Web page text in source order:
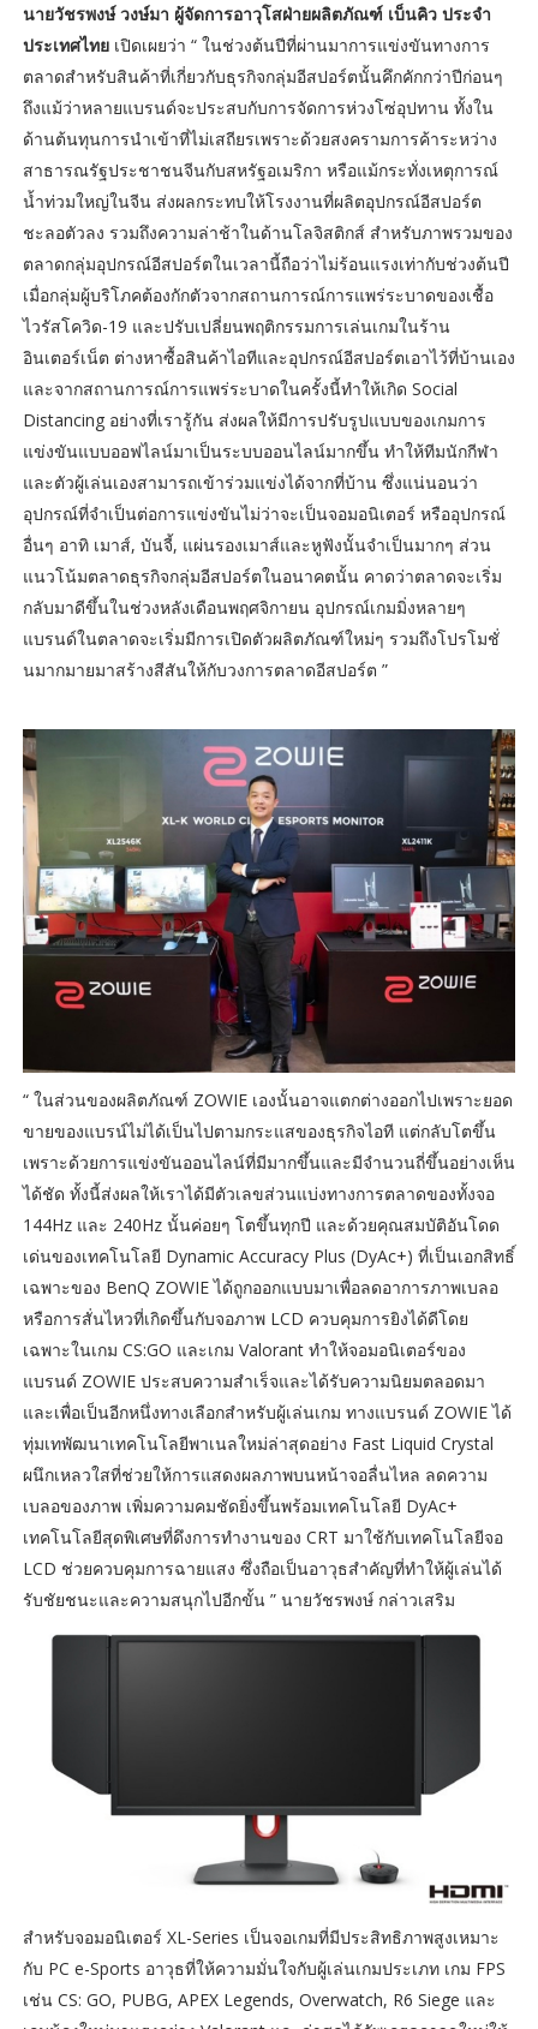
นายวัชรพงษ์ วงษ์มา ผู้จัดการอาวุโสฝ่ายผลิตภัณฑ์ เบ็นคิว ประจำ
ประเทศไทยเปิดเผยว่า “ ในช่วงต้นปีที่ผ่านมาการแข่งขันทางการ
ตลาดสำหรับสินค้าที่เกี่ยวกับธุรกิจกลุ่มอีสปอร์ตนั้นคึกคักกว่าปีก่อนๆ
ถึงแม้ว่าหลายแบรนด์จะประสบกับการจัดการห่วงโซ่อุปทาน ทั้งใน
ด้านต้นทุนการนำเข้าที่ไม่เสถียรเพราะด้วยสงครามการค้าระหว่าง
สาธารณรัฐประชาชนจีนกับสหรัฐอเมริกา หรือแม้กระทั่งเหตุการณ์
น้ำท่วมใหญ่ในจีน ส่งผลกระทบให้โรงงานที่ผลิตอุปกรณ์อีสปอร์ต
ชะลอตัวลง รวมถึงความล่าช้าในด้านโลจิสติกส์ สำหรับภาพรวมของ
ตลาดกลุ่มอุปกรณ์อีสปอร์ตในเวลานี้ถือว่าไม่ร้อนแรงเท่ากับช่วงต้นปี
เมื่อกลุ่มผู้บริโภคต้องกักตัวจากสถานการณ์การแพร่ระบาดของเชื้อ
ไวรัสโควิด-19 และปรับเปลี่ยนพฤติกรรมการเล่นเกมในร้าน
อินเตอร์เน็ต ต่างหาซื้อสินค้าไอทีและอุปกรณ์อีสปอร์ตเอาไว้ที่บ้านเอง
และจากสถานการณ์การแพร่ระบาดในครั้งนี้ทำให้เกิด Social
Distancing อย่างที่เรารู้กัน ส่งผลให้มีการปรับรูปแบบของเกมการ
แข่งขันแบบออฟไลน์มาเป็นระบบออนไลน์มากขึ้น ทำให้ทีมนักกีฬา
และตัวผู้เล่นเองสามารถเข้าร่วมแข่งได้จากที่บ้าน ซึ่งแน่นอนว่า
อุปกรณ์ที่จำเป็นต่อการแข่งขันไม่ว่าจะเป็นจอมอนิเตอร์ หรืออุปกรณ์
อื่นๆ อาทิ เมาส์, บันจี้, แผ่นรองเมาส์และหูฟังนั้นจำเป็นมากๆ ส่วน
แนวโน้มตลาดธุรกิจกลุ่มอีสปอร์ตในอนาคตนั้น คาดว่าตลาดจะเริ่ม
กลับมาดีขึ้นในช่วงหลังเดือนพฤศจิกายน อุปกรณ์เกมมิ่งหลายๆ
แบรนด์ในตลาดจะเริ่มมีการเปิดตัวผลิตภัณฑ์ใหม่ๆ รวมถึงโปรโมชั่
นมากมายมาสร้างสีสันให้กับวงการตลาดอีสปอร์ต ”
“ ในส่วนของผลิตภัณฑ์ ZOWIE เองนั้นอาจแตกต่างออกไปเพราะยอด
ขายของแบรน์ไม่ได้เป็นไปตามกระแสของธุรกิจไอที แต่กลับโตขึ้น
เพราะด้วยการแข่งขันออนไลน์ที่มีมากขึ้นและมีจำนวนถี่ขึ้นอย่างเห็น
ได้ชัด ทั้งนี้ส่งผลให้เราได้มีตัวเลขส่วนแบ่งทางการตลาดของทั้งจอ
144Hz และ 240Hz นั้นค่อยๆ โตขึ้นทุกปี และด้วยคุณสมบัติอันโดด
เด่นของเทคโนโลยี Dynamic Accuracy Plus​ (DyAc+) ที่เป็นเอกสิทธิ์
เฉพาะของ BenQ ZOWIE ได้ถูกออกแบบมาเพื่อลดอาการภาพเบลอ
หรือการสั่นไหวที่เกิดขึ้นกับจอภาพ LCD ควบคุมการยิงได้ดีโดย
เฉพาะในเกม CS:GO และเกม​ Valorant​ ทำให้จอมอนิเตอร์ของ
แบรนด์ ZOWIE ประสบความสำเร็จและได้รับความนิยมตลอดมา
และเพื่อเป็นอีกหนึ่งทางเลือกสำหรับผู้เล่นเกม ทางแบรนด์ ZOWIE ได้
ทุ่มเทพัฒนาเทคโนโลยีพาเนลใหม่ล่าสุดอย่าง Fast Liquid Crystal
ผนึกเหลวใสที่ช่วยให้การแสดงผลภาพบนหน้าจอลื่นไหล ลดความ
เบลอของภาพ เพิ่มความคมชัดยิ่งขึ้นพร้อมเทคโนโลยี DyAc+
เทคโนโลยีสุดพิเศษที่ดึงการทำงานของ CRT มาใช้กับเทคโนโลยีจอ
LCD ช่วยควบคุมการฉายแสง ซึ่งถือเป็นอาวุธสำคัญที่ทำให้ผู้เล่นได้
รับชัยชนะและความสนุกไปอีกขั้น ” นายวัชรพงษ์ กล่าวเสริม
สำหรับจอมอนิเตอร์ XL-Series เป็นจอเกมที่มีประสิทธิภาพสูงเหมาะ
กับ PC e-Sports อาวุธที่ให้ความมั่นใจกับผู้เล่นเกมประเภท เกม FPS
เช่น CS: GO, PUBG, APEX Legends, Overwatch, R6 Siege และ